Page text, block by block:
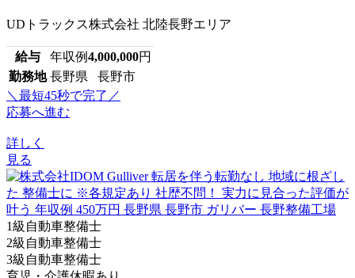
UDトラックス株式会社 北陸長野エリア
給与 年収例4,000,000円
勤務地 長野県 長野市
＼最短45秒で完了／
応募へ進む
詳しく
見る
1級自動車整備士
2級自動車整備士
3級自動車整備士